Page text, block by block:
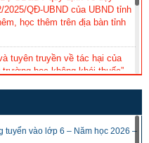
QĐ-UBND của UBND tỉnh
học thêm trên địa bàn tỉnh
tuyên truyền về tác hại của
học không khói thuốc”
2025-2026
6 – Năm học 2025 – 2026
tuyển vào lớp 6 – Năm học 2026 –